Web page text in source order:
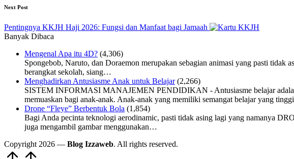
Next Post
Pentingnya KKJH Haji 2026: Fungsi dan Manfaat bagi Jamaah
Banyak Dibaca
Mengenal Apa itu 4D? (4,306)
Spongebob, Naruto, dan Doraemon merupakan sebagian animasi yang pasti
berangkat sekolah, siang…
Menghadirkan Antusiasme Anak untuk Belajar (2,266)
SISTEM INFORMASI MANAJEMEN PENDIDIKAN - Antusiasme belajar
memuaskan bagi anak-anak. Anak-anak yang memiliki semangat belajar yang
Drone “Fleye” Berbentuk Bola (1,854)
Bagi Anda pecinta teknologi aerodinamic, pasti tidak asing lagi yang namanya
juga mengambil gambar menggunakan…
Copyright 2026 — Blog Izzaweb. All rights reserved.